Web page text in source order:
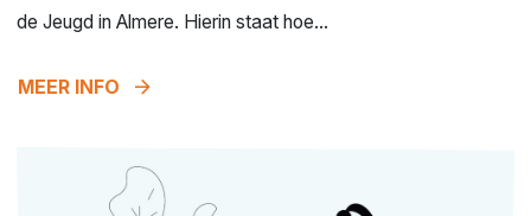
de Jeugd in Almere. Hierin staat hoe...
MEER INFO arrow_forward